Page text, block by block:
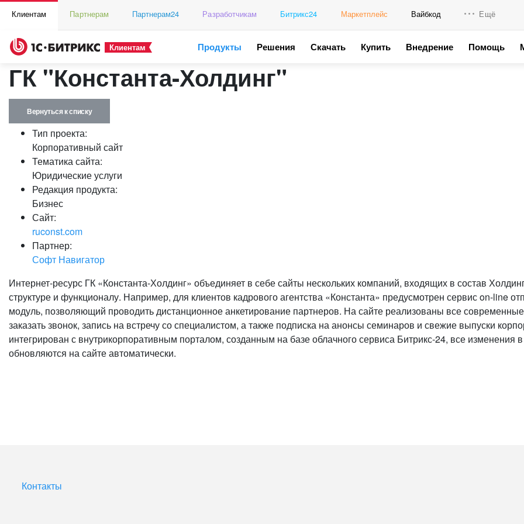
Клиентам Партнерам Партнерам24 Разработчикам Битрикс24 Маркетплейс Вайбкод Ещё
Клиентам Продукты Решения Скачать Купить Внедрение Помощь
ГК "Константа-Холдинг"
Вернуться к списку
Тип проекта:
Корпоративный сайт
Тематика сайта:
Юридические услуги
Редакция продукта:
Бизнес
Сайт:
ruconst.com
Партнер:
Софт Навигатор
Интернет-ресурс ГК «Константа-Холдинг» объединяет в себе сайты нескольких компаний, входящих в состав
структуре и функционалу. Например, для клиентов кадрового агентства «Константа» предусмотрен сервис on-line
модуль, позволяющий проводить дистанционное анкетирование партнеров. На сайте реализованы все
заказать звонок, запись на встречу со специалистом, а также подписка на анонсы семинаров и свежие выпуски
интегрирован с внутрикорпоративным порталом, созданным на базе облачного сервиса Битрикс-24, все изменения
обновляются на сайте автоматически.
Контакты